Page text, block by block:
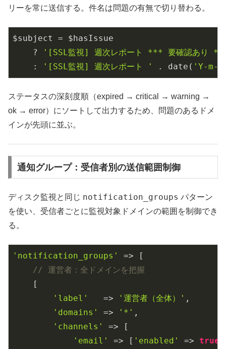
リーを常に送信する。件名は問題の有無で切り替わる。
$subject = $hasIssue
    ?
'[SSL監視] 週次レポート *** 要確認あり
    :
'[SSL監視] 週次レポート ' . date( 'Y-m-
ステータスの深刻度順（expired → critical → warning →
ok → error）にソートして出力するため、問題のあるドメ
インが先頭に並ぶ。
通知グループ：受信者別の送信範囲制御
ディスク監視と同じ notification_groups パターン
を使い、受信者ごとに監視対象ドメインの範囲を制御でき
る。
'notification_groups'
=> [
// 運営者：全ドメインを把握
    [
'label'
   =>
'運営者（全体）' ,
'domains'
=> '*' ,
'channels'
=> [
'email'
=> [ 'enabled' => true